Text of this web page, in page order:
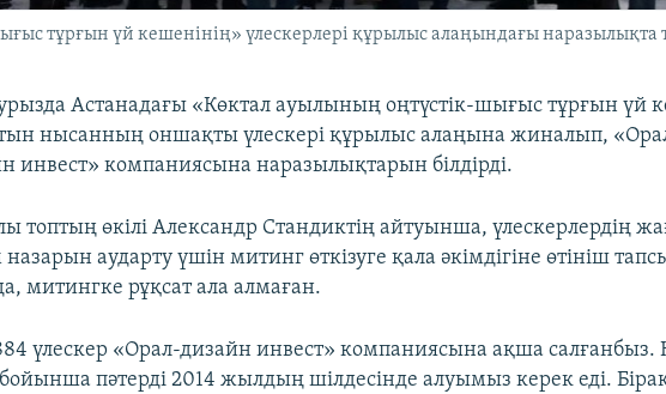
тұрғын үй кешенінің» үлескерлері құрылыс алаңындағы наразылықта
Астанадағы «Көктал ауылының оңтүстік-шығыс тұрғын үй
нысанның оншақты үлескері құрылыс алаңына жиналып,
инвест» компаниясына наразылықтарын білдірді.
топтың өкілі Александр Стандиктің айтуынша, үлескерлердің
аударту үшін митинг өткізуге қала әкімдігіне өтініш
митингке рұқсат ала алмаған.
үлескер «Орал-дизайн инвест» компаниясына ақша салғанбыз.
пәтерді 2014 жылдың шілдесінде алуымыз керек еді.